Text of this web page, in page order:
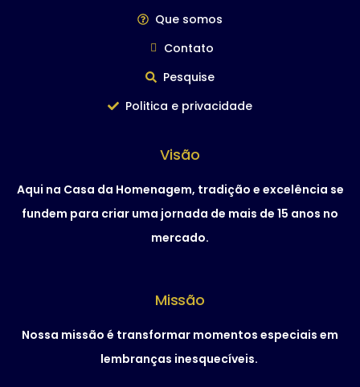
Que somos
Contato
Pesquise
Politica e privacidade
Visão
Aqui na Casa da Homenagem, tradição e excelência se
fundem para criar uma jornada de mais de 15 anos no
mercado.
Missão
Nossa missão é transformar momentos especiais em
lembranças inesquecíveis.